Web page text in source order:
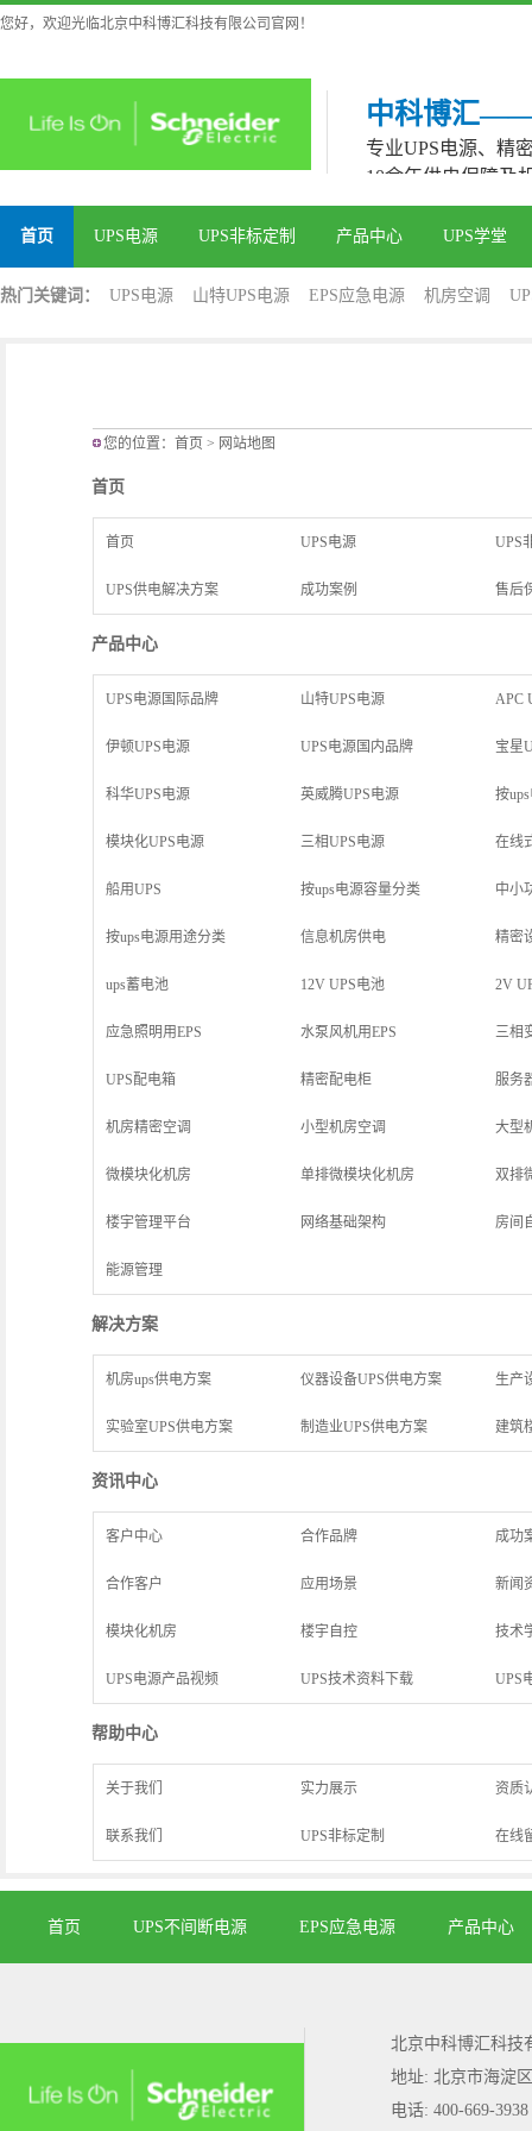
您好，欢迎光临北京中科博汇科技有限公司官网！
中科博汇
专业UPS电源、精
10余年供电保障及
首页 UPS电源 UPS非标定制 产品中心 UPS学堂
热门关键词： UPS电源 山特UPS电源 EPS应急电源 机房空调
您的位置：首页 > 网站地图
首页
首页 UPS电源 UPS
UPS供电解决方案 成功案例 售后
产品中心
UPS电源国际品牌 山特UPS电源 APC
伊顿UPS电源 UPS电源国内品牌 宝星
科华UPS电源 英威腾UPS电源 按
模块化UPS电源 三相UPS电源 在线
船用UPS 按ups电源容量分类 中小
按ups电源用途分类 信息机房供电 精密
ups蓄电池 12V UPS电池 2V
应急照明用EPS 水泵风机用EPS 三相
UPS配电箱 精密配电柜 服务
机房精密空调 小型机房空调 大型
微模块化机房 单排微模块化机房 双排
楼宇管理平台 网络基础架构 房间
能源管理
解决方案
机房ups供电方案 仪器设备UPS供电方案 生产
实验室UPS供电方案 制造业UPS供电方案 建筑
资讯中心
客户中心 合作品牌 成功
合作客户 应用场景 新闻
模块化机房 楼宇自控 技术
UPS电源产品视频 UPS技术资料下载 UPS
帮助中心
关于我们 实力展示 资质
联系我们 UPS非标定制 在线
首页 UPS不间断电源 EPS应急电源 产品中心
北京中科博汇科技
地址: 北京市海淀
电话: 400-669-3938